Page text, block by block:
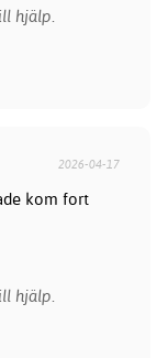
hjälp.
2026-04-17
kom fort
hjälp.